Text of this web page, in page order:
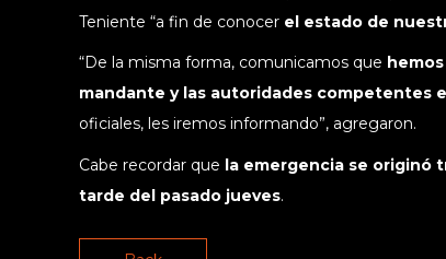
Teniente “a fin de conocer el estado de
“De la misma forma, comunicamos que
mandante y las autoridades competentes
oficiales, les iremos informando”, agregaron.
Cabe recordar que la emergencia se originó
tarde del pasado jueves.